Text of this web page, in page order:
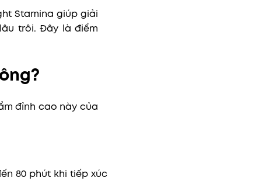
Stamina giúp giải
trôi. Đây là điểm
đỉnh cao này của
80 phút khi tiếp xúc